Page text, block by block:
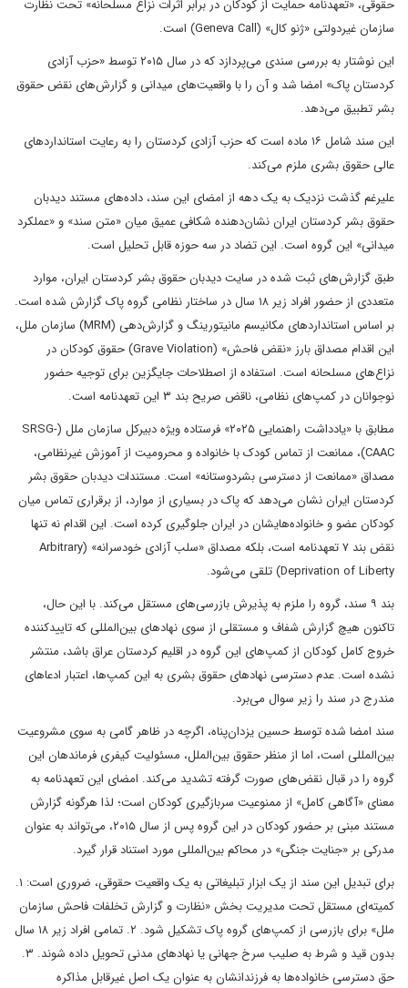
حقوقی، «تعهدنامه حمایت از کودکان در برابر اثرات نزاع مسلحانه» تحت نظارت
سازمان غیردولتی «ژنو کال» (Geneva Call) است.
این نوشتار به بررسی سندی می‌پردازد که در سال ۲۰۱۵ توسط «حزب آزادی
کردستان پاک» امضا شد و آن را با واقعیت‌های میدانی و گزارش‌های نقض حقوق
بشر تطبیق می‌دهد.
این سند شامل ۱۶ ماده است که حزب آزادی کردستان را به رعایت استانداردهای
عالی حقوق بشری ملزم می‌کند.
علیرغم گذشت نزدیک به یک دهه از امضای این سند، داده‌های مستند دیدبان
حقوق بشر کردستان ایران نشان‌دهنده شکافی عمیق میان «متن سند» و «عملکرد
میدانی» این گروه است. این تضاد در سه حوزه قابل تحلیل است.
طبق گزارش‌های ثبت شده در سایت دیدبان حقوق بشر کردستان ایران، موارد
متعددی از حضور افراد زیر ۱۸ سال در ساختار نظامی گروه پاک گزارش شده است.
بر اساس استانداردهای مکانیسم مانیتورینگ و گزارش‌دهی (MRM) سازمان ملل،
این اقدام مصداق بارز «نقض فاحش» (Grave Violation) حقوق کودکان در
نزاع‌های مسلحانه است. استفاده از اصطلاحات جایگزین برای توجیه حضور
نوجوانان در کمپ‌های نظامی، ناقض صریح بند ۳ این تعهدنامه است.
مطابق با «یادداشت راهنمایی ۲۰۲۵» فرستاده ویژه دبیرکل سازمان ملل (SRSG-
CAAC)، ممانعت از تماس کودک با خانواده و محرومیت از آموزش غیرنظامی،
مصداق «ممانعت از دسترسی بشردوستانه» است. مستندات دیدبان حقوق بشر
کردستان ایران نشان می‌دهد که پاک در بسیاری از موارد، از برقراری تماس میان
کودکان عضو و خانواده‌هایشان در ایران جلوگیری کرده است. این اقدام نه تنها
نقض بند ۷ تعهدنامه است، بلکه مصداق «سلب آزادی خودسرانه» (Arbitrary
Deprivation of Liberty) تلقی می‌شود.
بند ۹ سند، گروه را ملزم به پذیرش بازرسی‌های مستقل می‌کند. با این حال،
تاکنون هیچ گزارش شفاف و مستقلی از سوی نهادهای بین‌المللی که تاییدکننده
خروج کامل کودکان از کمپ‌های این گروه در اقلیم کردستان عراق باشد، منتشر
نشده است. عدم دسترسی نهادهای حقوق بشری به این کمپ‌ها، اعتبار ادعاهای
مندرج در سند را زیر سوال می‌برد.
سند امضا شده توسط حسین یزدان‌پناه، اگرچه در ظاهر گامی به سوی مشروعیت
بین‌المللی است، اما از منظر حقوق بین‌الملل، مسئولیت کیفری فرماندهان این
گروه را در قبال نقض‌های صورت گرفته تشدید می‌کند. امضای این تعهدنامه به
معنای «آگاهی کامل» از ممنوعیت سربازگیری کودکان است؛ لذا هرگونه گزارش
مستند مبنی بر حضور کودکان در این گروه پس از سال ۲۰۱۵، می‌تواند به عنوان
مدرکی بر «جنایت جنگی» در محاکم بین‌المللی مورد استناد قرار گیرد.
برای تبدیل این سند از یک ابزار تبلیغاتی به یک واقعیت حقوقی، ضروری است: ۱.
کمیته‌ای مستقل تحت مدیریت بخش «نظارت و گزارش تخلفات فاحش سازمان
ملل» برای بازرسی از کمپ‌های گروه پاک تشکیل شود. ۲. تمامی افراد زیر ۱۸ سال
بدون قید و شرط به صلیب سرخ جهانی یا نهادهای مدنی تحویل داده شوند. ۳.
حق دسترسی خانواده‌ها به فرزندانشان به عنوان یک اصل غیرقابل مذاکره